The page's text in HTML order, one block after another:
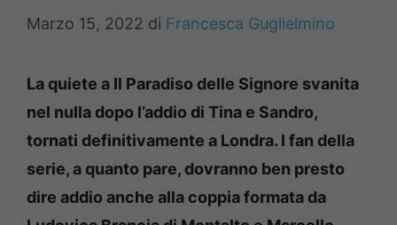
Marzo 15, 2022 di Francesca Guglielmino
La quiete a Il Paradiso delle Signore svanita
nel nulla dopo l’addio di Tina e Sandro,
tornati definitivamente a Londra. I fan della
serie, a quanto pare, dovranno ben presto
dire addio anche alla coppia formata da